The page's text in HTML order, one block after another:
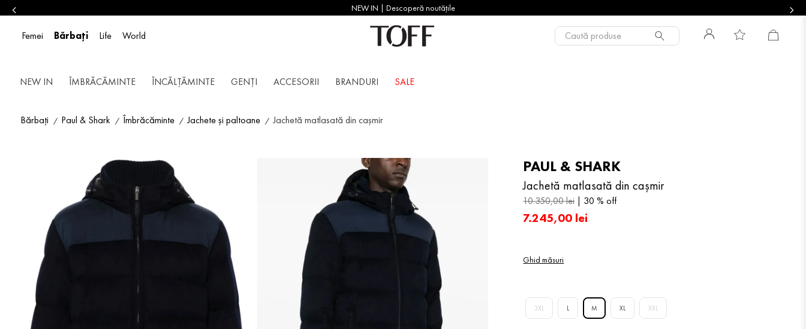
NEW IN | Descoperă noutățile
Femei Bărbați Life World Caută produse
NEW IN ÎMBRĂCĂMINTE ÎNCĂLȚĂMINTE GENȚI ACCESORII BRANDURI SALE
Bărbați Paul & Shark Îmbrăcăminte Jachete și paltoane Jachetă matlasată din cașmir
PAUL & SHARK
Jachetă matlasată din cașmir
10.350,00lei 30 % off
7.245,00 lei
Ghid măsuri
3XL L M XL XXL